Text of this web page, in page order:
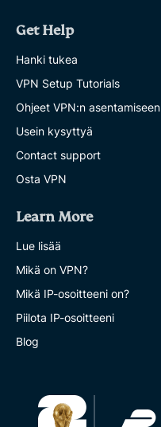
Get Help
Hanki tukea
VPN Setup Tutorials
Ohjeet VPN:n asentamiseen
Usein kysyttyä
Contact support
Osta VPN
Learn More
Lue lisää
Mikä on VPN?
Mikä IP-osoitteeni on?
Piilota IP-osoitteeni
Blog